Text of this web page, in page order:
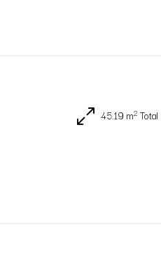
45.19 m2Total